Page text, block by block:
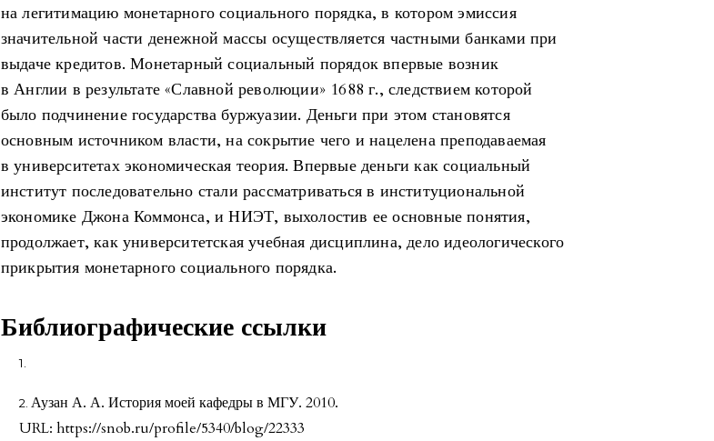
на легитимацию монетарного социального порядка, в котором эмиссия
значительной части денежной массы осуществляется частными банками при
выдаче кредитов. Монетарный социальный порядок впервые возник
в Англии в результате «Славной революции» 1688 г., следствием которой
было подчинение государства буржуазии. Деньги при этом становятся
основным источником власти, на сокрытие чего и нацелена преподаваемая
в университетах экономическая теория. Впервые деньги как социальный
институт последовательно стали рассматриваться в институциональной
экономике Джона Коммонса, и НИЭТ, выхолостив ее основные понятия,
продолжает, как университетская учебная дисциплина, дело идеологического
прикрытия монетарного социального порядка.
Библиографические ссылки
Аузан А. А. История моей кафедры в МГУ. 2010.
URL: https://snob.ru/profile/5340/blog/22333